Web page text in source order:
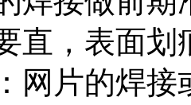
直，表面划
网片的焊